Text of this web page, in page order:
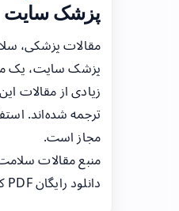
پزشک سایت
مقالات پزشکی،
پزشک سایت، یک
زیادی از مقالات
ترجمه شده‌اند.
مجاز است.
منبع مقالات
دانلود رایگان PDF کتاب‌های پزشکی.